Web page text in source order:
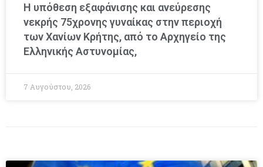
Η υπόθεση εξαφάνισης και ανεύρεσης
νεκρής 75χρονης γυναίκας στην περιοχή
των Χανίων Κρήτης, από το Αρχηγείο της
Ελληνικής Αστυνομίας,
7 Αυγούστου, 2026